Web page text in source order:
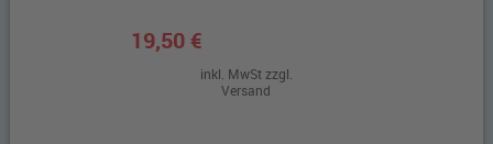
19,50 €
inkl. MwSt zzgl.
Versand